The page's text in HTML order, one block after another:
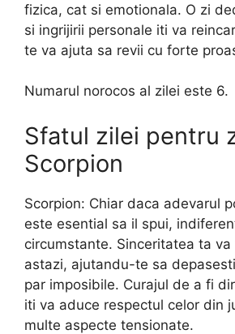
fizica, cat si emotionala. O zi
si ingrijirii personale iti va
te va ajuta sa revii cu forte
Numarul norocos al zilei este 6.
Sfatul zilei pentru
Scorpion
Scorpion: Chiar daca adevarul
este esential sa il spui,
circumstante. Sinceritatea ta
astazi, ajutandu-te sa
par imposibile. Curajul de a fi
iti va aduce respectul celor din
multe aspecte tensionate.